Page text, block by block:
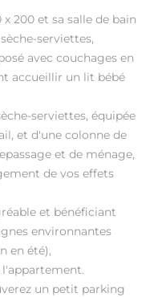
200 et sa salle de bain
serviettes,
avec couchages en
accueillir un lit bébé
serviettes, équipée
et d'une colonne de
et de ménage,
de vos effets
et bénéficiant
environnantes
en été),
un petit parking